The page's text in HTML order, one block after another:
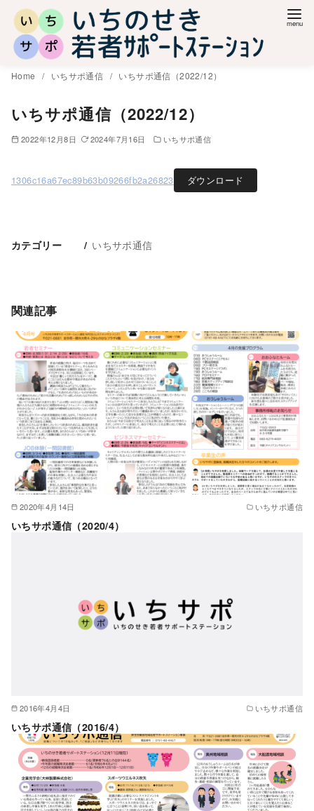
Home いちサポ通信 いちサポ通信（2022/12）
いちサポ通信（2022/12）
2022年12月8日 2024年7月16日 いちサポ通信
1306c16a67ec89b63b09266fb2a26823 ダウンロード
カテゴリー いちサポ通信
関連記事
2020年4月14日 いちサポ通信
いちサポ通信（2020/4）
2016年4月4日 いちサポ通信
いちサポ通信（2016/4）